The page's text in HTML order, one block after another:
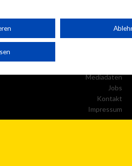
Mediadaten
Jobs
Kontakt
Impressum
Anbieter)
Zwecke:
auf Informationen auf einem